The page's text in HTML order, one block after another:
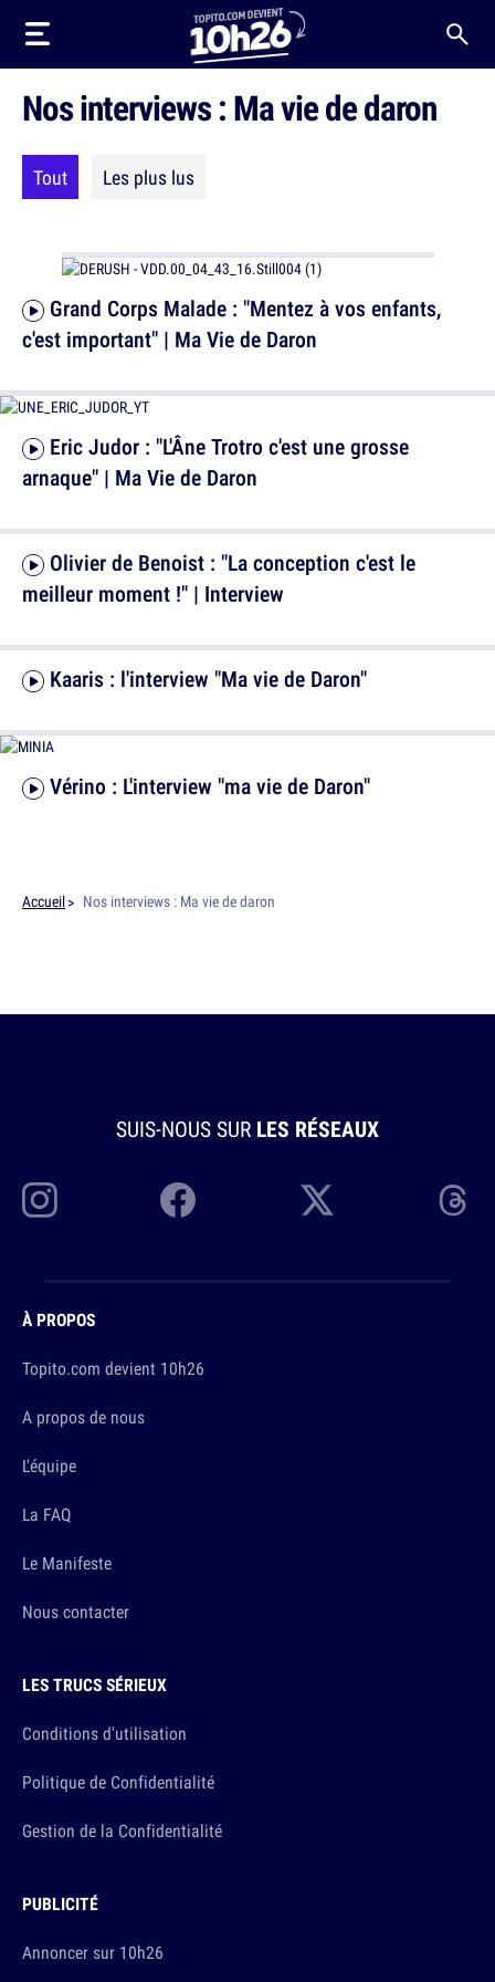
Nos interviews : Ma vie de daron
Tout Les plus lus
c'est important" | Ma Vie de Daron
arnaque" | Ma Vie de Daron
Kaaris : l'interview "Ma vie de Daron"
meilleur moment !" | Interview
Vérino : L'interview "ma vie de Daron"
Accueil Nos interviews : Ma vie de daron
SUIS-NOUS SUR LES RÉSEAUX
À PROPOS
Topito.com devient 10h26
A propos de nous
L'équipe
La FAQ
Le Manifeste
Nous contacter
LES TRUCS SÉRIEUX
Conditions d'utilisation
Politique de Confidentialité
Gestion de la Confidentialité
PUBLICITÉ
Annoncer sur 10h26